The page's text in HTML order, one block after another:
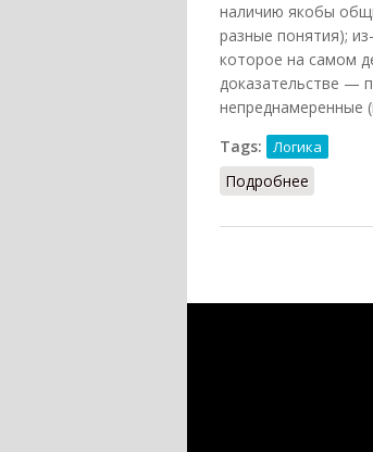
наличию якобы
разные понятия);
которое на самом
доказательстве —
непреднамеренные
Tags:
Логика
Подробнее